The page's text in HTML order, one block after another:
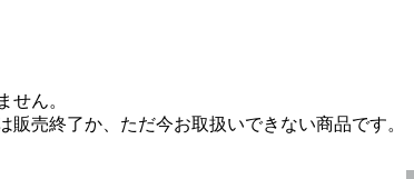
せん。
販売終了か、ただ今お取扱いできない商品です。